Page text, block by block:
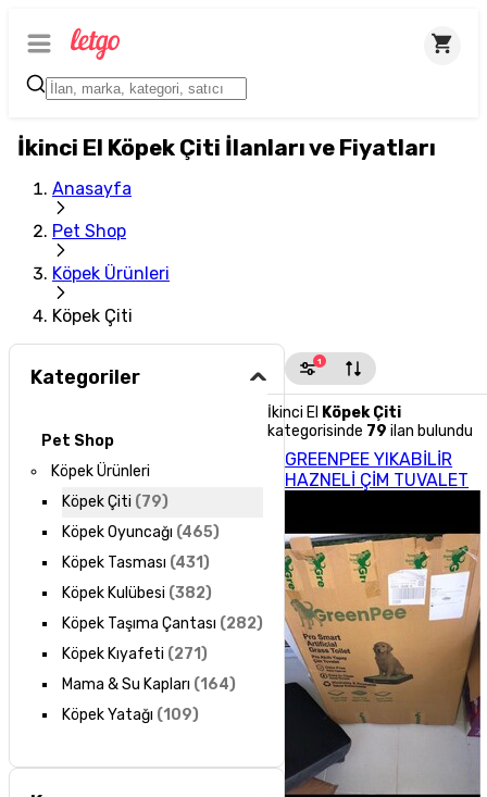
İkinci El Köpek Çiti İlanları ve Fiyatları
Anasayfa
Pet Shop
Köpek Ürünleri
Köpek Çiti
Kategoriler
Pet Shop
Köpek Ürünleri
Köpek Çiti (79)
Köpek Oyuncağı (465)
Köpek Tasması (431)
Köpek Kulübesi (382)
Köpek Taşıma Çantası (282)
Köpek Kıyafeti (271)
Mama & Su Kapları (164)
Köpek Yatağı (109)
1
İkinci El Köpek Çiti
kategorisinde 79 ilan bulundu
GREENPEE YIKABİLİR
HAZNELİ ÇİM TUVALET